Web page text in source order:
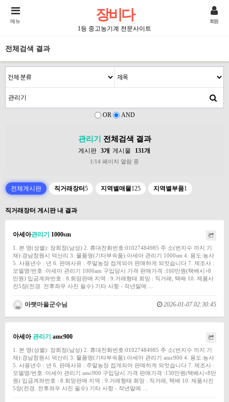
장비다
1등 중고농기계 전문사이트
메뉴 회원
전체검색 결과
OR AND
관리기 전체검색 결과
게시판 3개 게시물 131개
1/14 페이지 열람 중
전체게시판 직거래장터5 지역별매물125 지역별부품1
직거래장터 게시판 내 결과
아세아관리기 1000sm
1. 본 명(성별): 장희정(남성) 2. 휴대전화번호:01027484985 주 소(번지수 까지 기
재):경남창원시 덕산리 3. 물품명(기타부속품):아세아 관리기 1000sm 4. 용도:농사
5. 사용년수 : 년 6. 판매사유 : 주말농장 접게되어 판매하게 되엇습니다 7. 제조사 :
모델명/번호 :아세아 관리기 1000am 구입당시 가격 판매가격 :160만원(택배시+8
만원) 입금계좌번호 : 8.희망판매 지역 : 9.거래형태 희망 : 직거래, 택배 10. 제품사
진5장(전경. 전후좌우 사진 필수) 기타 사항 - 작년말에 …
아랫마을군수님 2026-01-07 02:30:45
아세아관리기 amc900
1. 본 명(성별): 장희정(남성) 2. 휴대전화번호:01027484985 주 소(번지수 까지 기
재):경남창원시 덕산리 3. 물품명(기타부속품):아세아 관리기 amc900 4. 용도:농사
5. 사용년수 : 년 6. 판매사유 : 주말농장 접게되어 판매하게 되엇습니다 7. 제조사 :
모델명/번호 :아세아 관리기 amc900 구입당시 가격 판매가격 :130만원(택배시+8만
원) 입금계좌번호 : 8.희망판매 지역 : 9.거래형태 희망 : 직거래, 택배 10. 제품사진
5장(전경. 전후좌우 사진 필수) 기타 사항 - 작년말에 …